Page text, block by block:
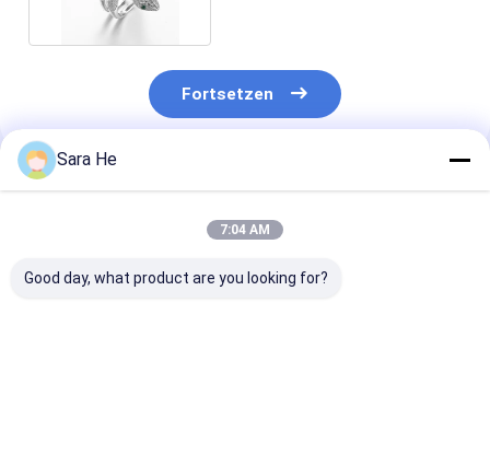
Fortsetzen
Empfohlene Produkte
Sara He
7:04 AM
Good day, what product are you looking for?